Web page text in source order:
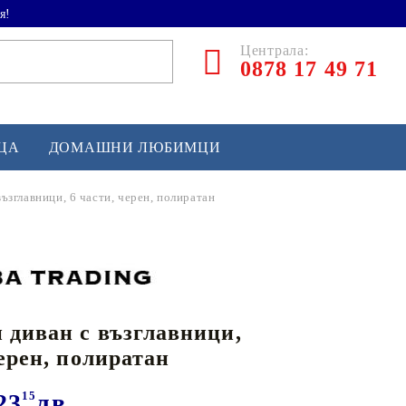
Централа:
0878 17 49 71
и софтбол
и лакрос
спортно оборудване
ДОМАШНИ ЛЮБИМЦИ
6 части, черен, полиратан
диван с възглавници,
полиратан
15